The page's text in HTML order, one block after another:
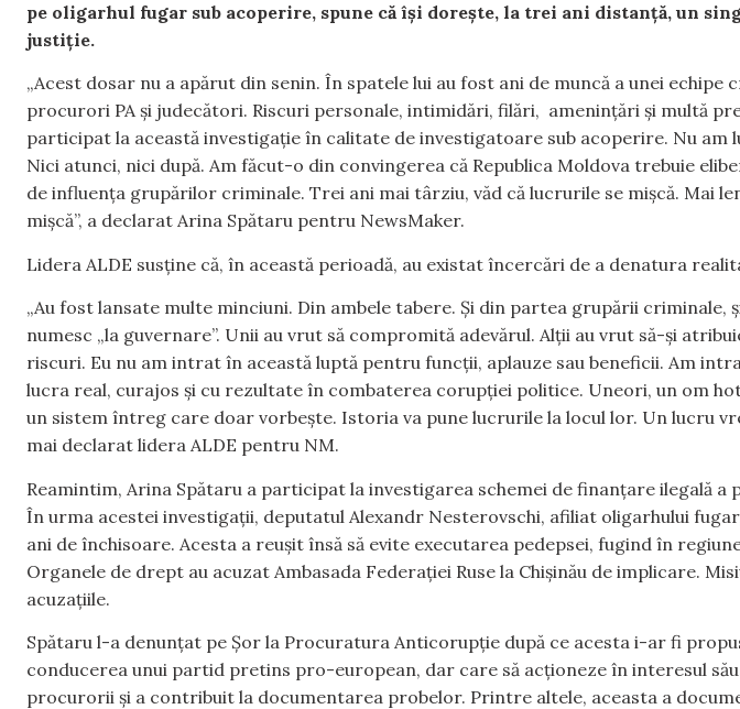
pe oligarhul fugar sub acoperire, spune că își dorește, la trei ani distanță, un
justiție.
„Acest dosar nu a apărut din senin. În spatele lui au fost ani de muncă a unei echipe
procurori PA și judecători. Riscuri personale, intimidări, filări, amenințări și multă
participat la această investigație în calitate de investigatoare sub acoperire. Nu am
Nici atunci, nici după. Am făcut-o din convingerea că Republica Moldova trebuie
de influența grupărilor criminale. Trei ani mai târziu, văd că lucrurile se mișcă. Mai
mișcă”, a declarat Arina Spătaru pentru NewsMaker.
Lidera ALDE susține că, în această perioadă, au existat încercări de a denatura
„Au fost lansate multe minciuni. Din ambele tabere. Și din partea grupării criminale,
numesc „la guvernare”. Unii au vrut să compromită adevărul. Alții au vrut să-și
riscuri. Eu nu am intrat în această luptă pentru funcții, aplauze sau beneficii. Am
lucra real, curajos și cu rezultate în combaterea corupției politice. Uneori, un om
un sistem întreg care doar vorbește. Istoria va pune lucrurile la locul lor. Un lucru
mai declarat lidera ALDE pentru NM.
Reamintim, Arina Spătaru a participat la investigarea schemei de finanțare ilegală a
În urma acestei investigații, deputatul Alexandr Nesterovschi, afiliat oligarhului
ani de închisoare. Acesta a reușit însă să evite executarea pedepsei, fugind în
Organele de drept au acuzat Ambasada Federației Ruse la Chișinău de implicare.
acuzațiile.
Spătaru l-a denunțat pe Șor la Procuratura Anticorupție după ce acesta i-ar fi
conducerea unui partid pretins pro-european, dar care să acționeze în interesul
procurorii și a contribuit la documentarea probelor. Printre altele, aceasta a